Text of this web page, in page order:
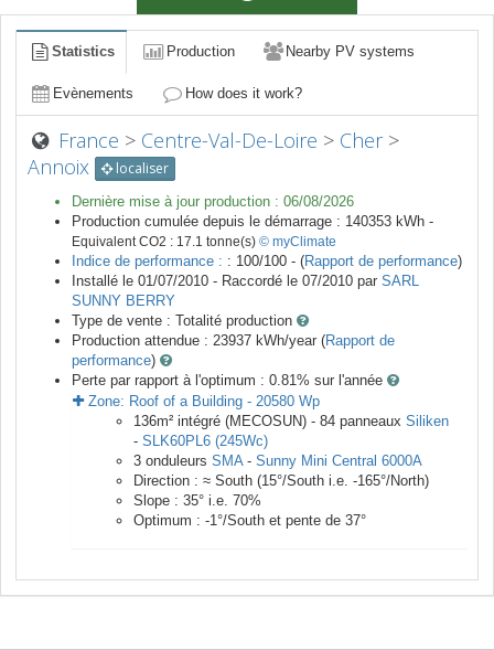
Statistics Production Nearby PV systems
Evènements How does it work?
France > Centre-Val-De-Loire > Cher>
Annoix
localiser
Dernière mise à jour production : 06/08/2026
Production cumulée depuis le démarrage : 140353 kWh -
Equivalent CO2 : 17.1 tonne(s) © myClimate
Indice de performance : : 100/100 - (Rapport de performance)
Installé le 01/07/2010 - Raccordé le 07/2010 par SARL
SUNNY BERRY
Type de vente : Totalité production
Production attendue : 23937 kWh/year (Rapport de
performance)
Perte par rapport à l'optimum : 0.81% sur l'année
Zone: Roof of a Building - 20580 Wp
136m² intégré (MECOSUN) - 84 panneaux Siliken
- SLK60PL6 (245Wc)
3 onduleurs SMA- Sunny Mini Central 6000A
Direction : ≈ South (15°/South i.e. -165°/North)
Slope : 35° i.e. 70%
Optimum : -1°/South et pente de 37°